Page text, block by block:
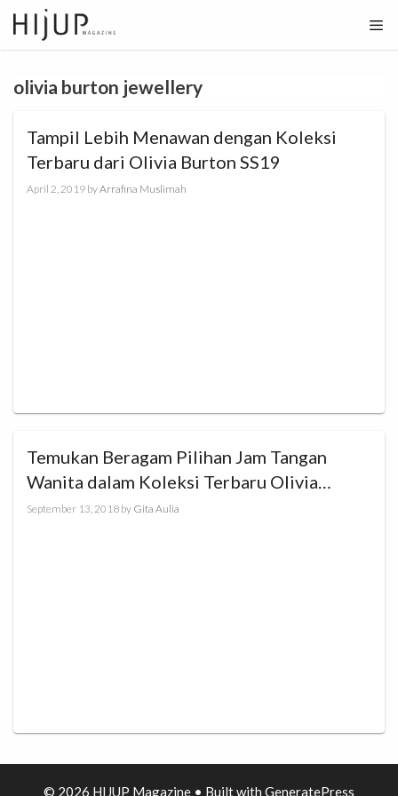
Skip
to
content
olivia burton jewellery
Tampil Lebih Menawan dengan Koleksi
Terbaru dari Olivia Burton SS19
April 2, 2019 byArrafina Muslimah
Temukan Beragam Pilihan Jam Tangan
Wanita dalam Koleksi Terbaru Olivia
Burton
September 13, 2018 by Gita Aulia
© 2026 HIJUP Magazine • Built with GeneratePress